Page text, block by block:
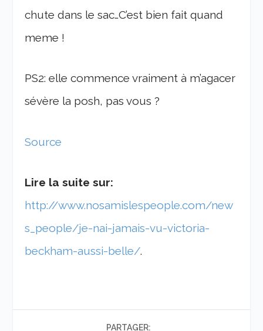
chute dans le sac…C’est bien fait quand
meme !
PS2: elle commence vraiment à m’agacer
sévère la posh, pas vous ?
Source
Lire la suite sur:
http://www.nosamislespeople.com/new
s_people/je-nai-jamais-vu-victoria-
beckham-aussi-belle/.
PARTAGER: